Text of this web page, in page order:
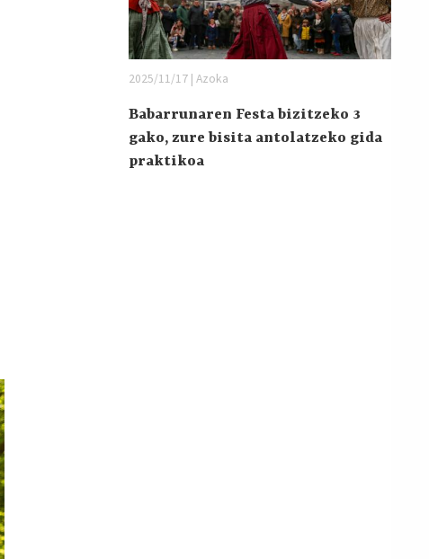
2025/11/17 | Azoka
Babarrunaren Festa bizitzeko 3
gako, zure bisita antolatzeko gida
praktikoa